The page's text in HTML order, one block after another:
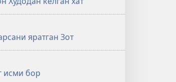
яратган Зот
исми бор